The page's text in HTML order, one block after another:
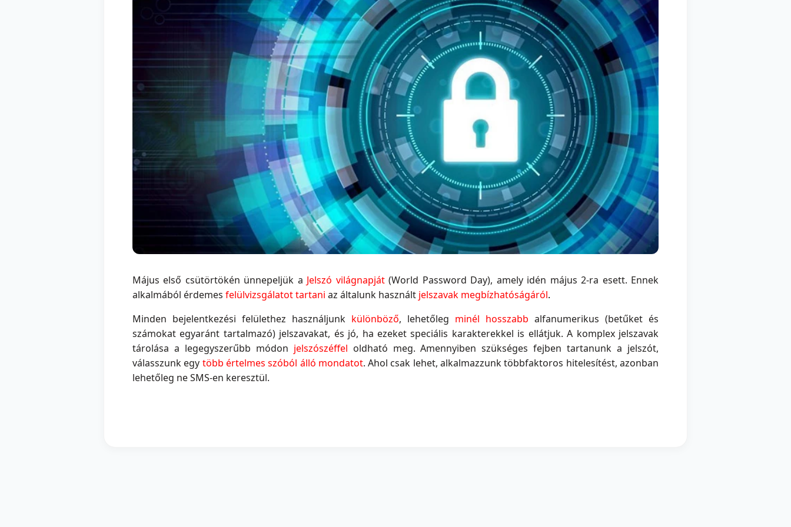
Május első csütörtökén ünnepeljük a Jelszó világnapját(World Password Day), amely idén május 2-ra esett. Ennek
alkalmából érdemes felülvizsgálatot tartani az általunk használt jelszavak megbízhatóságáról.
Minden bejelentkezési felülethez használjunk különböző, lehetőleg minél hosszabb alfanumerikus (betűket és
számokat egyaránt tartalmazó) jelszavakat, és jó, ha ezeket speciális karakterekkel is ellátjuk. A komplex jelszavak
tárolása a legegyszerűbb módon jelszószéffel oldható meg. Amennyiben szükséges fejben tartanunk a jelszót,
válasszunk egy több értelmes szóból álló mondatot. Ahol csak lehet, alkalmazzunk többfaktoros hitelesítést, azonban
lehetőleg ne SMS-en keresztül.